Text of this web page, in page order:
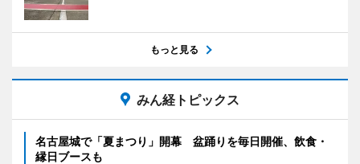
もっと見る
みん経トピックス
名古屋城で「夏まつり」開幕 盆踊りを毎日開催、飲食・
縁日ブースも